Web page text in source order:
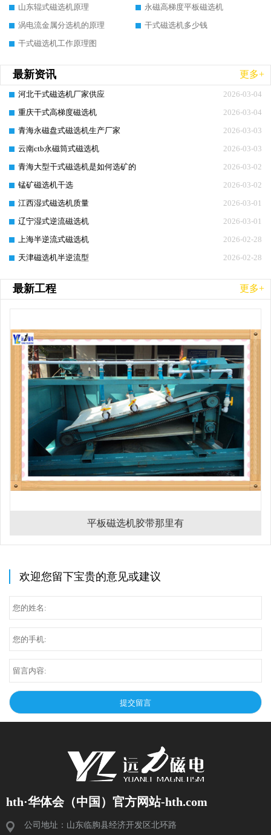
山东辊式磁选机原理
永磁高梯度平板磁选机
涡电流金属分选机的原理
干式磁选机多少钱
干式磁选机工作原理图
最新资讯 更多+
2026-03-04
河北干式磁选机厂家供应
2026-03-04
重庆干式高梯度磁选机
2026-03-03
青海永磁盘式磁选机生产厂家
2026-03-03
云南ctb永磁筒式磁选机
2026-03-02
青海大型干式磁选机是如何选矿的
2026-03-02
锰矿磁选机干选
2026-03-01
江西湿式磁选机质量
2026-03-01
辽宁湿式逆流磁选机
2026-02-28
上海半逆流式磁选机
2026-02-28
天津磁选机半逆流型
最新工程 更多+
平板磁选机胶带那里有
欢迎您留下宝贵的意见或建议
hth·华体会（中国）官方网站-hth.com
公司地址：山东临朐县经济开发区北环路